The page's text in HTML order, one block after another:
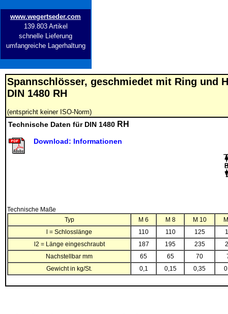
www.wegertseder.com
139.803 Artikel
schnelle Lieferung
umfangreiche Lagerhaltung
Spannschlösser, geschmiedet mit Ring und
DIN 1480 RH
(entspricht keiner ISO-Norm)
Technische Daten für DIN 1480 RH
Download: Informationen
Technische Maße
Typ
M 6 M 8 M 10
l = Schlosslänge
110 110 125
l2 = Länge eingeschraubt
187 195 235
Nachstellbar mm
65 65 70
Gewicht in kg/St.
0,1 0,15 0,35